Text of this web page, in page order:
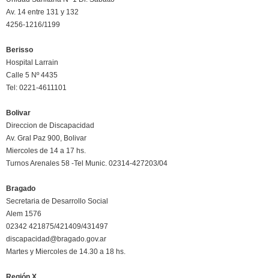
Av. 14 entre 131 y 132
4256-1216/1199
Berisso
Hospital Larrain
Calle 5 Nº 4435
Tel: 0221-4611101
Bolivar
Direccion de Discapacidad
Av. Gral Paz 900, Bolivar
Miercoles de 14 a 17 hs.
Turnos Arenales 58 -Tel Munic. 02314-427203/04
Bragado
Secretaria de Desarrollo Social
Alem 1576
02342 421875/421409/431497
discapacidad@bragado.gov.ar
Martes y Miercoles de 14.30 a 18 hs.